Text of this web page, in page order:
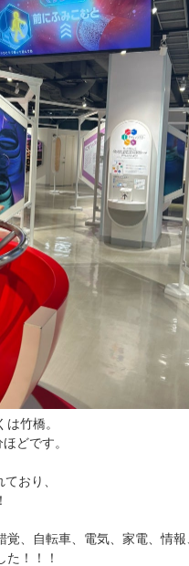
竹橋。
どです。
おり、
、自転車、電気、家電、情報
た！！！